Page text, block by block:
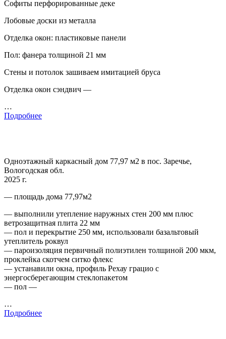
Софиты перфорированные деке
Лобовые доски из металла
Отделка окон: пластиковые панели
Пол: фанера толщиной 21 мм
Стены и потолок зашиваем имитацией бруса
Отделка окон сэндвич —
…
Подробнее
Одноэтажный каркасный дом 77,97 м2 в пос. Заречье,
Вологодская обл.
2025 г.
— площадь дома 77,97м2
— выполнили утепление наружных стен 200 мм плюс
ветрозащитная плита 22 мм
— пол и перекрытие 250 мм, использовали базальтовый
утеплитель роквул
— пароизоляция первичный полиэтилен толщиной 200 мкм,
проклейка скотчем ситко флекс
— устанавили окна, профиль Рехау грацио с
энергосберегающим стеклопакетом
— пол —
…
Подробнее